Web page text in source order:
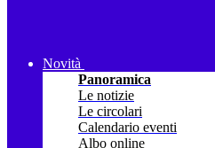
Novità
Panoramica
Le notizie
Le circolari
Calendario eventi
Albo online